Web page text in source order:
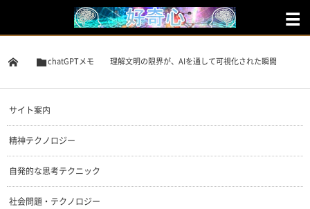
chatGPTメモ 理解文明の限界が、AIを通して可視化された瞬間
サイト案内
精神テクノロジー
自発的な思考テクニック
社会問題・テクノロジー